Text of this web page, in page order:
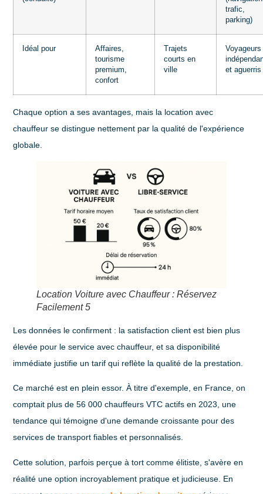
trafic,
parking)
Idéal pour
Affaires,
tourisme
premium,
confort
Trajets
courts en
ville
Voyageurs
et aguerris
Chaque option a ses avantages, mais la location avec
chauffeur se distingue nettement par la qualité de l'expérience
globale.
Location Voiture avec Chauffeur : Réservez
Facilement 5
Les données le confirment : la satisfaction client est bien plus
élevée pour le service avec chauffeur, et sa disponibilité
immédiate justifie un tarif qui reflète la qualité de la prestation.
Ce marché est en plein essor. À titre d'exemple, en France, on
comptait plus de56 000 chauffeurs VTC actifs en 2023, une
tendance qui témoigne d'une demande croissante pour des
services de transport fiables et personnalisés.
Cette solution, parfois perçue à tort comme élitiste, s'avère en
réalité une option incroyablement pratique et judicieuse. En